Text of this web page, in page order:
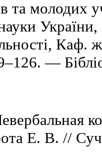
та молодих
Каф.
—
Е. В. //